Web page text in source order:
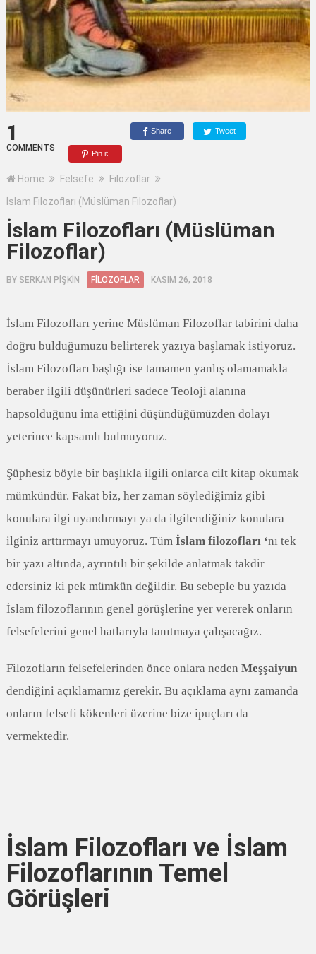
1
COMMENTS
Share Tweet
Pin it
Home Felsefe
Filozoflar
İslam Filozofları (Müslüman Filozoflar)
İslam Filozofları (Müslüman
Filozoflar)
BY SERKAN PİŞKİN FILOZOFLAR KASIM 26, 2018
İslam Filozofları yerine Müslüman Filozoflar tabirini daha
doğru bulduğumuzu belirterek yazıya başlamak istiyoruz.
İslam Filozofları başlığı ise tamamen yanlış olamamakla
beraber ilgili düşünürleri sadece Teoloji alanına
hapsolduğunu ima ettiğini düşündüğümüzden dolayı
yeterince kapsamlı bulmuyoruz.
Şüphesiz böyle bir başlıkla ilgili onlarca cilt kitap okumak
mümkündür. Fakat biz, her zaman söylediğimiz gibi
konulara ilgi uyandırmayı ya da ilgilendiğiniz konulara
ilginiz arttırmayı umuyoruz. Tüm İslam filozofları ‘nı tek
bir yazı altında, ayrıntılı bir şekilde anlatmak takdir
edersiniz ki pek mümkün değildir. Bu sebeple bu yazıda
İslam filozoflarının genel görüşlerine yer vererek onların
felsefelerini genel hatlarıyla tanıtmaya çalışacağız.
Filozofların felsefelerinden önce onlara neden Meşşaiyun
dendiğini açıklamamız gerekir. Bu açıklama aynı zamanda
onların felsefi kökenleri üzerine bize ipuçları da
vermektedir.
İslam Filozofları ve İslam
Filozoflarının Temel
Görüşleri